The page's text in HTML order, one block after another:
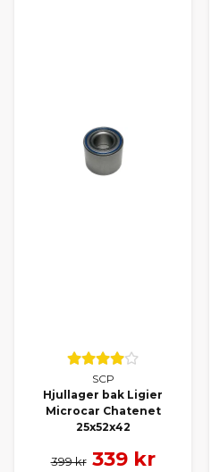
SCP
Hjullager bak Ligier
Microcar Chatenet
25x52x42
399 kr 339 kr